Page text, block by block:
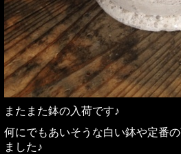
またまた鉢の入荷です♪
何にでもあいそうな白い鉢や定番
ました♪